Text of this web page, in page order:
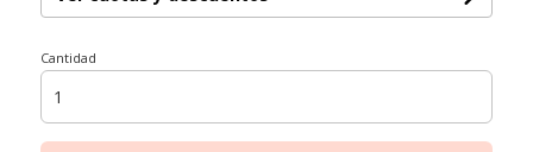
Cantidad